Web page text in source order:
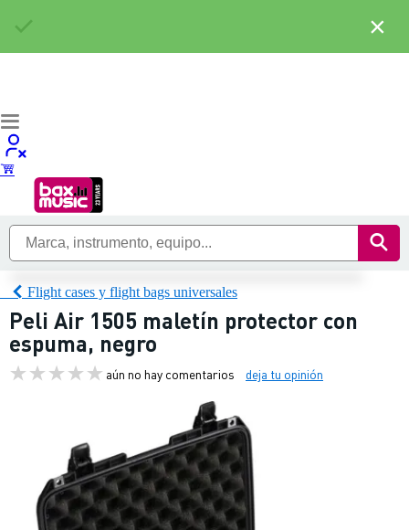
Flight cases y flight bags universales
Peli Air 1505 maletín protector con
espuma, negro
aún no hay comentarios deja tu opinión
×